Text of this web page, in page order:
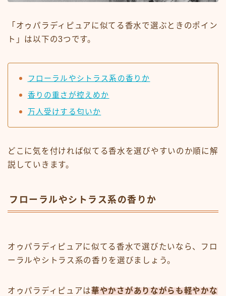
「オゥパラディピュアに似てる香水で選ぶときのポイン
ト」は以下の3つです。
フローラルやシトラス系の香りか
香りの重さが控えめか
万人受けする匂いか
どこに気を付ければ似てる香水を選びやすいのか順に解
説していきます。
フローラルやシトラス系の香りか
オゥパラディピュアに似てる香水で選びたいなら、フロ
ーラルやシトラス系の香りを選びましょう。
オゥパラディピュアは華やかさがありながらも軽やかな